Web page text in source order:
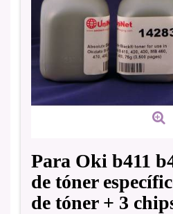
Para Oki b411
de tóner
de tóner + 3